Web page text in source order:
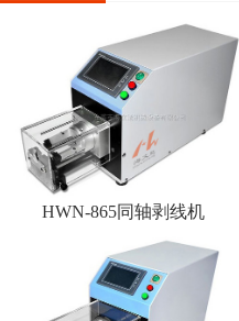
HWN-865同轴剥线机